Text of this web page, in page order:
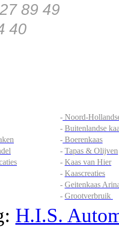
89 49
40
- Noord-
- Buitenlandse
- Boerenkaas
- Tapas & Olijven
- Kaas van Hier
- Kaascreaties
- Geitenkaas
- Grootverbruik
H.I.S.